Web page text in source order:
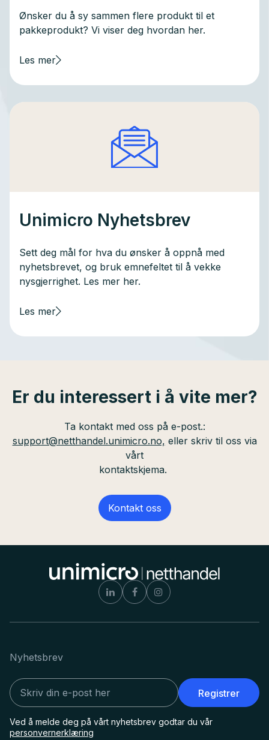
Ønsker du å sy sammen flere produkt til et
pakkeprodukt? Vi viser deg hvordan her.
Les mer
Unimicro Nyhetsbrev
Sett deg mål for hva du ønsker å oppnå med
nyhetsbrevet, og bruk emnefeltet til å vekke
nysgjerrighet. Les mer her.
Les mer
Er du interessert i å vite mer?
Ta kontakt med oss på e-post.:
support@netthandel.unimicro.no, eller skriv til oss via
vårt
kontaktskjema.
Kontakt oss
Nyhetsbrev
Registrer
Ved å melde deg på vårt nyhetsbrev godtar du vår
personvernerklæring